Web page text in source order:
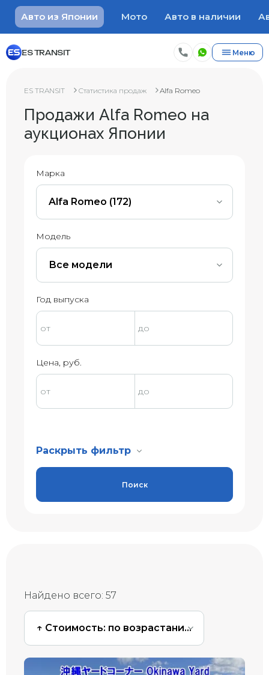
Авто из Японии Мото Авто в наличии
ES TRANSIT Меню
ES TRANSIT Статистика продаж Alfa Romeo
Продажи Alfa Romeo на
аукционах Японии
Марка
Alfa Romeo (172)
Модель
Все модели
Год выпуска
Цена, руб.
Раскрыть фильтр
Поиск
Найдено всего: 57
↑ Стоимость: по возрастанию